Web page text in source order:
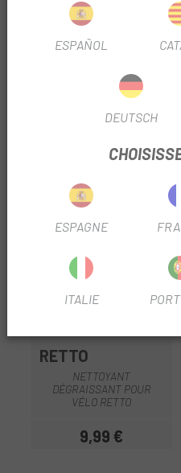
Il est ininflammable et peut
sur tous types de surfaces et
- 12 oz / 355 ml - Aérosol
TRUSTED SHOPS REVIEWS
PRODUITS SIMILAIRES
RETTO
NETTOYANT
DÉGRAISSANT POUR
VÉLO RETTO
Prix
9,99 €
ESPAÑOL
DEUTSCH
ESPAGNE
ITALIE